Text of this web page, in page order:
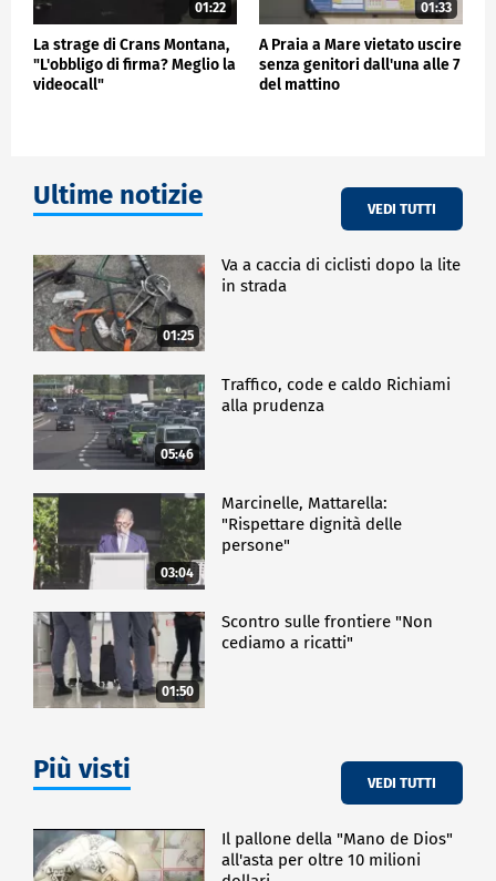
01:22
La strage di Crans Montana,
"L'obbligo di firma? Meglio la
videocall"
01:33
A Praia a Mare vietato uscire
senza genitori dall'una alle 7
del mattino
Ultime notizie VEDI TUTTI
01:25
Va a caccia di ciclisti dopo la lite
in strada
05:46
Traffico, code e caldo Richiami
alla prudenza
03:04
Marcinelle, Mattarella:
"Rispettare dignità delle
persone"
01:50
Scontro sulle frontiere "Non
cediamo a ricatti"
Più visti VEDI TUTTI
Il pallone della "Mano de Dios"
all'asta per oltre 10 milioni